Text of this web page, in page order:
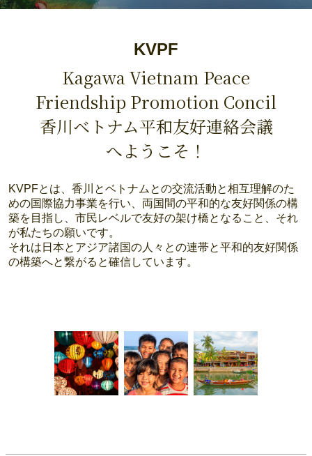
KVPF
Kagawa Vietnam Peace
Friendship Promotion Concil
香川ベトナム平和友好連絡会議
へようこそ！
KVPFとは、香川とベトナムとの交流活動と相互理解のた
めの国際協力事業を行い、両国間の平和的な友好関係の構
築を目指し、市民レベルで友好の架け橋となること、それ
が私たちの願いです。
それは日本とアジア諸国の人々との連帯と平和的友好関係
の構築へと繋がると確信しています。